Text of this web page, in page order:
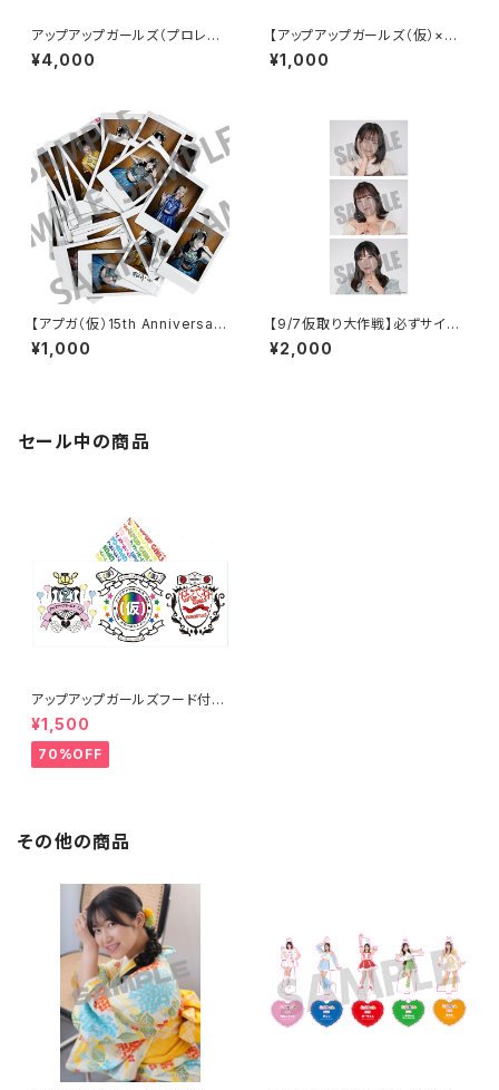
アップアップガールズ（プロレス）
ビブス 2026ver.
¥4,000
【アップアップガールズ（仮）×
（２）】2Lポートレート（昼公演）
¥1,000
【アプガ（仮）15th Anniversar
y】新衣装 ランダムチェキ
¥1,000
【9/7仮取り大作戦】必ずサイン
入り！2Lポートレート
¥2,000
セール中の商品
アップアップガールズフード付き
タオル
¥1,500
70%OFF
その他の商品